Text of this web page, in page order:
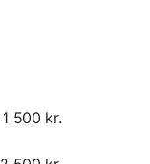
500 kr.